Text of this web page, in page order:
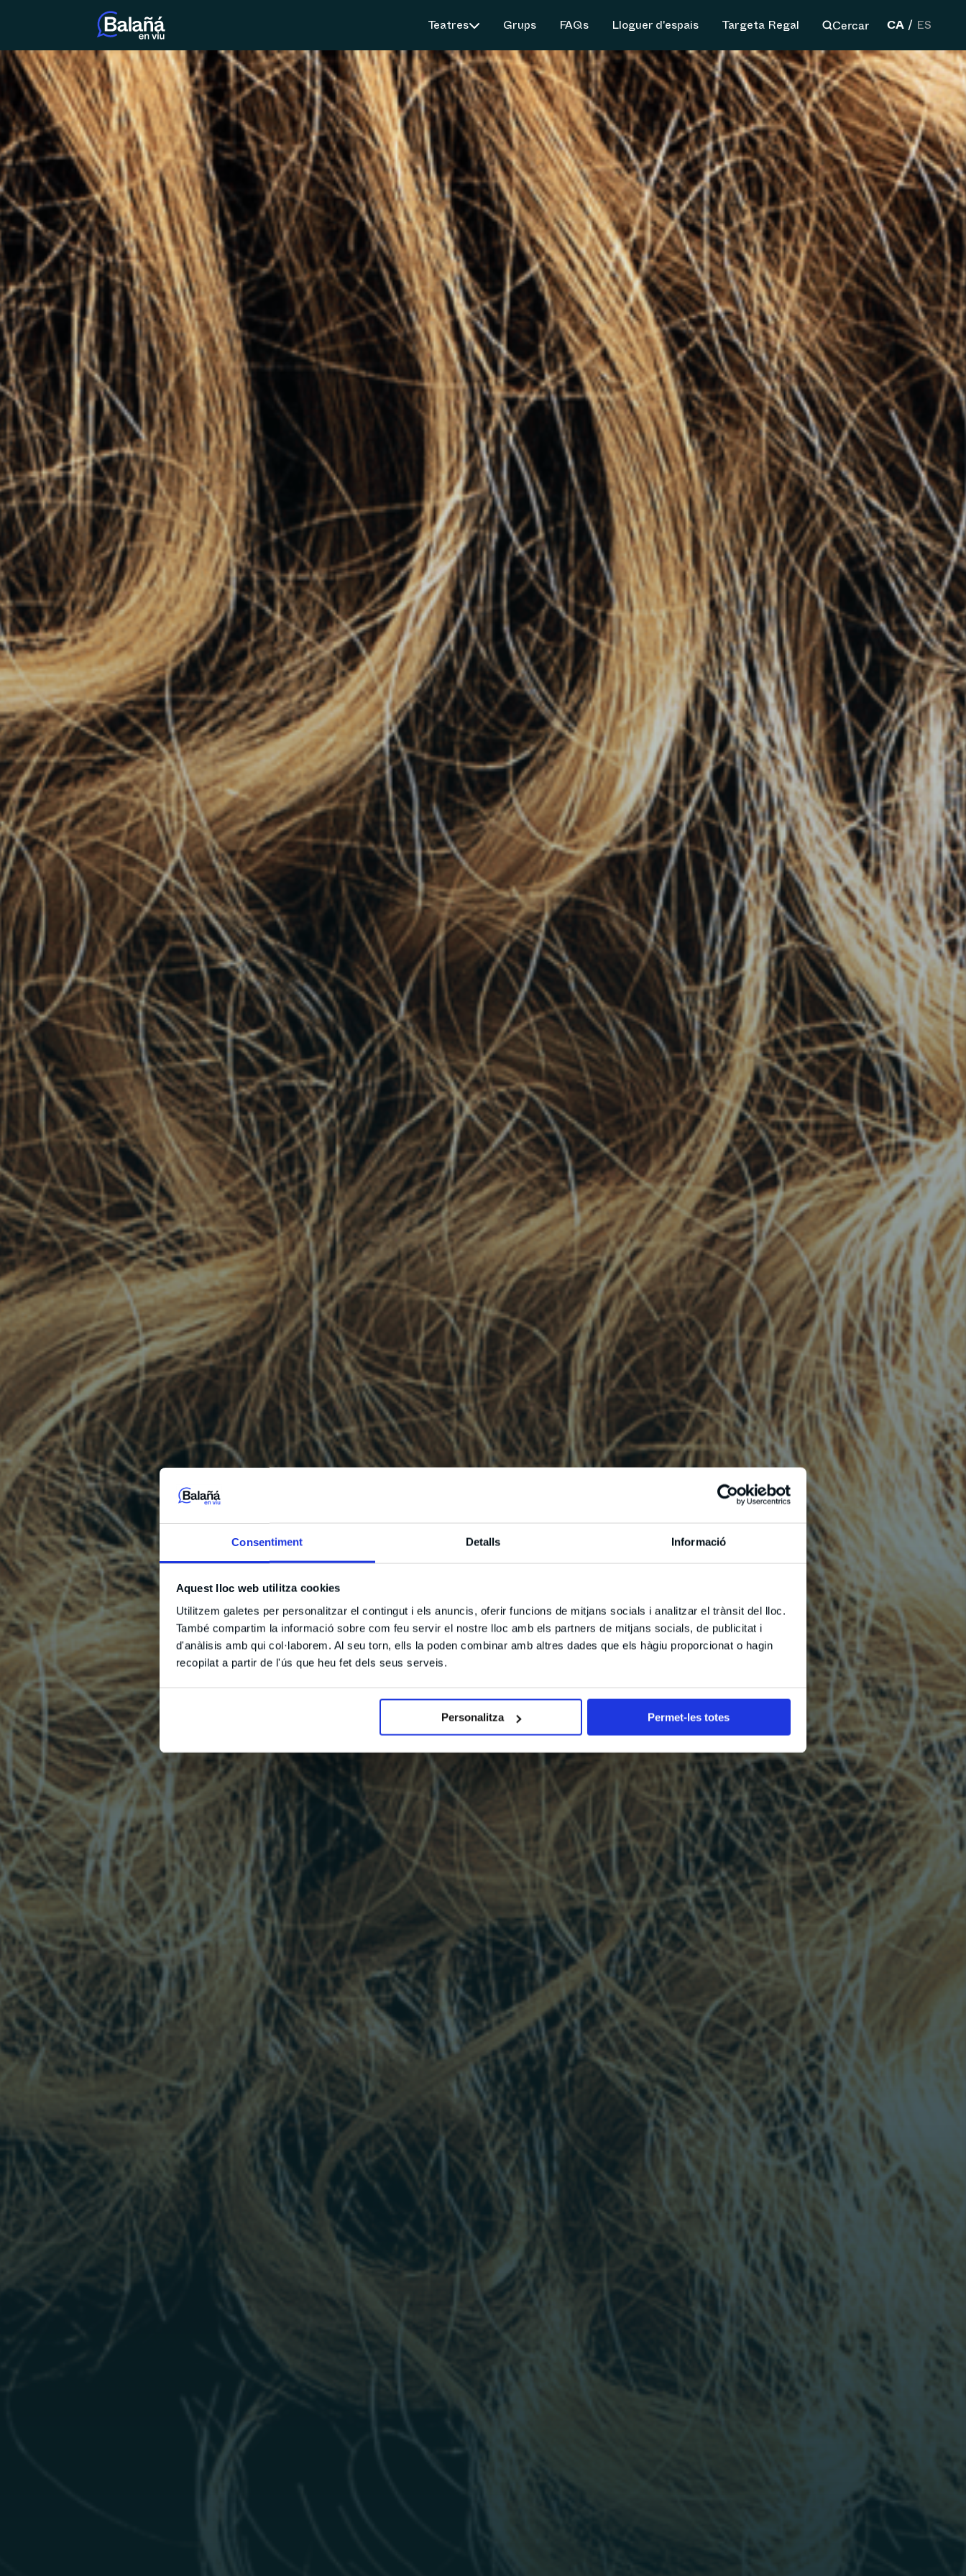
Consentiment Detalls Informació
Aquest lloc web utilitza cookies
Utilitzem galetes per personalitzar el contingut i els anuncis, oferir funcions de mitjans socials i analitzar el trànsit del lloc.
També compartim la informació sobre com feu servir el nostre lloc amb els partners de mitjans socials, de publicitat i
d'anàlisis amb qui col·laborem. Al seu torn, ells la poden combinar amb altres dades que els hàgiu proporcionat o hagin
recopilat a partir de l'ús que heu fet dels seus serveis.
Personalitza Permet-les totes
Teatres Grups FAQs Lloguer d'espais Targeta Regal Cercar CA ES